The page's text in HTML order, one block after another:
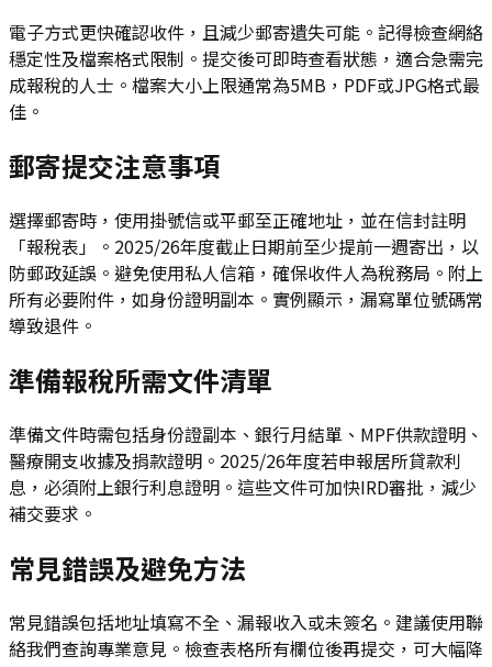
電子方式更快確認收件，且減少郵寄遺失可能。記得檢查網絡
穩定性及檔案格式限制。提交後可即時查看狀態，適合急需完
成報稅的人士。檔案大小上限通常為5MB，PDF或JPG格式最
佳。
郵寄提交注意事項
選擇郵寄時，使用掛號信或平郵至正確地址，並在信封註明
「報稅表」。2025/26年度截止日期前至少提前一週寄出，以
防郵政延誤。避免使用私人信箱，確保收件人為稅務局。附上
所有必要附件，如身份證明副本。實例顯示，漏寫單位號碼常
導致退件。
準備報稅所需文件清單
準備文件時需包括身份證副本、銀行月結單、MPF供款證明、
醫療開支收據及捐款證明。2025/26年度若申報居所貸款利
息，必須附上銀行利息證明。這些文件可加快IRD審批，減少
補交要求。
常見錯誤及避免方法
常見錯誤包括地址填寫不全、漏報收入或未簽名。建議使用聯
絡我們查詢專業意見。檢查表格所有欄位後再提交，可大幅降